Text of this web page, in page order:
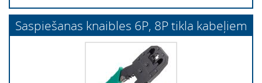
Saspiešanas knaibles 6P, 8P tikla kabeļiem